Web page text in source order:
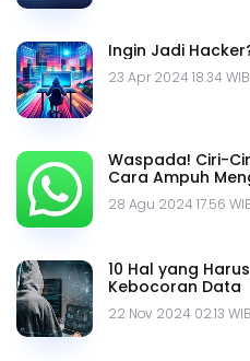
Ingin Jadi
23 Apr 2024 18.34 WIB
Waspada! Ciri-
Cara Ampuh
28 Agu 2024 17.56
10 Hal yang
Kebocoran Data
22 Nov 2024 02.13 WIB